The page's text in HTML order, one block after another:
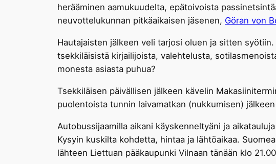
herääminen aamukuudelta, epätoivoista
neuvottelukunnan pitkäaikaisen jäsenen, Göran von
Hautajaisten jälkeen veli tarjosi oluen ja sitten
tsekkiläisistä kirjailijoista, valehtelusta,
monesta asiasta puhua?
Tsekkiläisen päivällisen jälkeen kävelin
puolentoista tunnin laivamatkan (nukkumisen)
Autobussijaamilla aikani käyskenneltyäni ja
Kysyin kuskilta kohdetta, hintaa ja lähtöaikaa.
lähteen Liettuan pääkaupunki Vilnaan tänään klo